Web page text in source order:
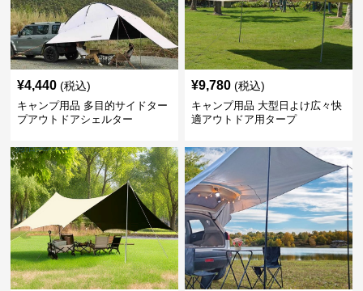
¥4,440 (税込)
キャンプ用品 多目的サイドター
プアウトドアシェルター
¥9,780 (税込)
キャンプ用品 大型日よけ広々快
適アウトドア用タープ